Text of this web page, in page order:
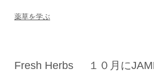
薬草を学ぶ
Fresh Herbs １０月に